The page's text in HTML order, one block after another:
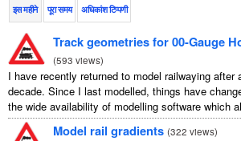
इस महीने पूरा समय अधिकांश टिप्पणी
Track geometries for 00-Gauge
(593 views)
I have recently returned to model railwaying after
decade. Since I last modelled, things have
the wide availability of modelling software which
carefully ...
Model rail gradients (322 views)